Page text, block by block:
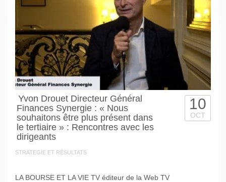
Yvon Drouet Directeur Général
Finances Synergie : « Nous
souhaitons être plus présent dans
le tertiaire » : Rencontres avec les
dirigeants
STRATEGIE ET RÉSULTATS
10
OCT
LA BOURSE ET LA VIE TV éditeur de la Web TV